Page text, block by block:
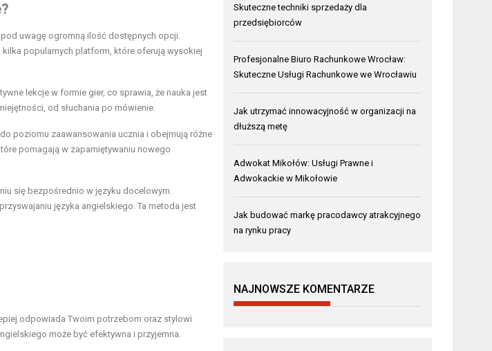
uwagę ogromną ilość dostępnych opcji.
popularnych platform, które oferują wysokiej
lekcje w formie gier, co sprawia, że nauka jest
od słuchania po mówienie.
poziomu zaawansowania ucznia i obejmują różne
pomagają w zapamiętywaniu nowego
się bezpośrednio w języku docelowym.
języka angielskiego. Ta metoda jest
odpowiada Twoim potrzebom oraz stylowi
może być efektywna i przyjemna.
Skuteczne techniki sprzedaży dla
przedsiębiorców
Profesjonalne Biuro Rachunkowe Wrocław:
Skuteczne Usługi Rachunkowe we Wrocławiu
Jak utrzymać innowacyjność w organizacji na
dłuższą metę
Adwokat Mikołów: Usługi Prawne i
Adwokackie w Mikołowie
Jak budować markę pracodawcy atrakcyjnego
na rynku pracy
NAJNOWSZE KOMENTARZE